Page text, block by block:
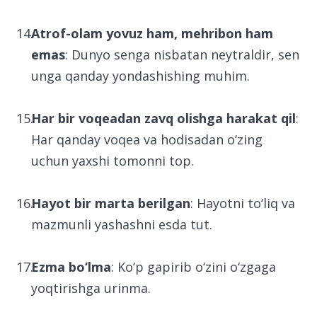
Atrof-olam yovuz ham, mehribon ham
emas: Dunyo senga nisbatan neytraldir, sen
unga qanday yondashishing muhim.
Har bir voqeadan zavq olishga harakat qil:
Har qanday voqea va hodisadan o‘zing
uchun yaxshi tomonni top.
Hayot bir marta berilgan: Hayotni to‘liq va
mazmunli yashashni esda tut.
Ezma bo‘lma: Ko‘p gapirib o‘zini o‘zgaga
yoqtirishga urinma.